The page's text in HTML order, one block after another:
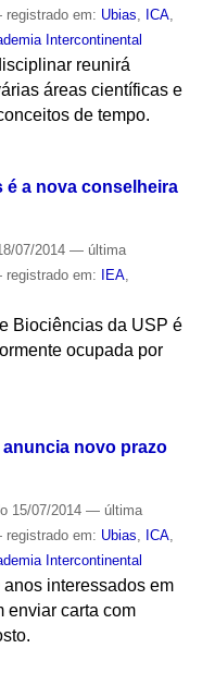
em: Ubias, ICA,
Intercontinental
reunirá
áreas científicas e
de tempo.
é a nova conselheira
07/2014 — última
em: IEA,
Biociências da USP é
ocupada por
novo prazo
15/07/2014 — última
em: Ubias ICA,
Intercontinental
interessados em
enviar carta com